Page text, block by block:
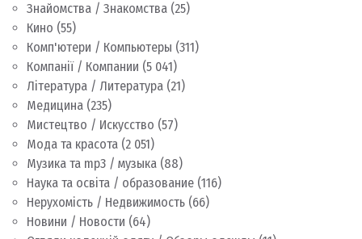
Знайомства / Знакомства (25)
Кино (55)
Комп'ютери / Компьютеры (311)
Компанії / Компании (5 041)
Література / Литература (21)
Медицина (235)
Мистецтво / Искусство (57)
Мода та красота (2 051)
Музика та mp3 / музыка (88)
Наука та освіта / образование (116)
Нерухомість / Недвижимость (66)
Новини / Новости (64)